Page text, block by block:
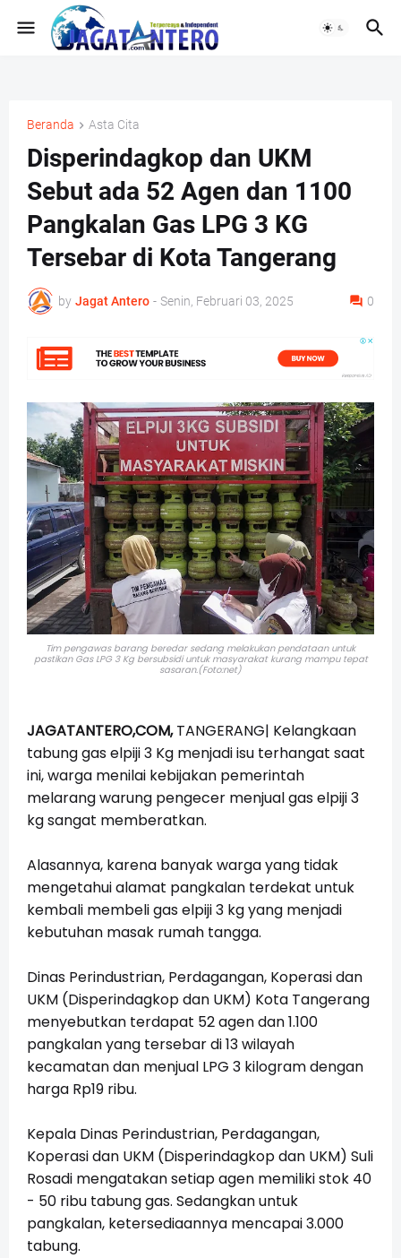
Beranda Asta Cita
Disperindagkop dan UKM
Sebut ada 52 Agen dan 1100
Pangkalan Gas LPG 3 KG
Tersebar di Kota Tangerang
by Jagat Antero - Senin, Februari 03, 2025 0
Tim pengawas barang beredar sedang melakukan pendataan untuk
pastikan Gas LPG 3 Kg bersubsidi untuk masyarakat kurang mampu tepat
sasaran.(Foto:net)
JAGATANTERO,COM,TANGERANG| Kelangkaan
tabung gas elpiji 3 Kg menjadi isu terhangat saat
ini, warga menilai kebijakan pemerintah
melarang warung pengecer menjual gas elpiji 3
kg sangat memberatkan.
Alasannya, karena banyak warga yang tidak
mengetahui alamat pangkalan terdekat untuk
kembali membeli gas elpiji 3 kg yang menjadi
kebutuhan masak rumah tangga.
Dinas Perindustrian, Perdagangan, Koperasi dan
UKM (Disperindagkop dan UKM) Kota Tangerang
menyebutkan terdapat 52 agen dan 1.100
pangkalan yang tersebar di 13 wilayah
kecamatan dan menjual LPG 3 kilogram dengan
harga Rp19 ribu.
Kepala Dinas Perindustrian, Perdagangan,
Koperasi dan UKM (Disperindagkop dan UKM) Suli
Rosadi mengatakan setiap agen memiliki stok 40
- 50 ribu tabung gas. Sedangkan untuk
pangkalan, ketersediaannya mencapai 3.000
tabung.